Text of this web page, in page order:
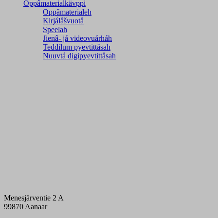
Oppâmaterialkävppi
Oppâmaterialeh
Kirjálâšvuotâ
Speelah
Jienâ- já videovuárháh
Teddilum pyevtittâsah
Nuuvtá digipyevtittâsah
Menesjärventie 2 A
99870 Aanaar